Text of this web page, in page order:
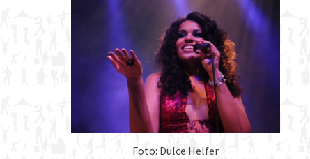
Foto: Dulce Helfer